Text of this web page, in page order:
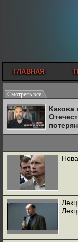
ГЛАВНАЯ
Смотреть все
Какова